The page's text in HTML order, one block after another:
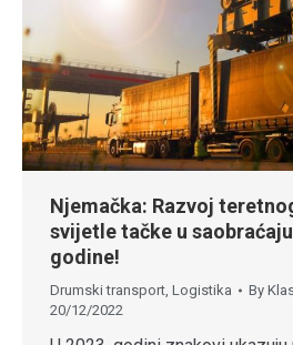
Njemačka: Razvoj
svijetle tačke u
godine!
Drumski transport, Logistika By
20/12/2022